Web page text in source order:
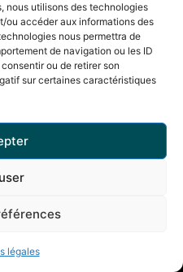
nous utilisons des technologies
ou accéder aux informations des
nous permettra de
de navigation ou les ID
ou de retirer son
sur certaines caractéristiques
légales